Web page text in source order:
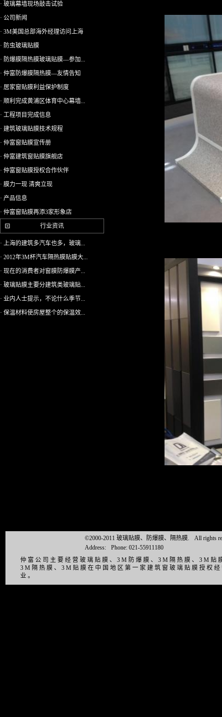
· 玻璃幕墙现场敲击试验
· 公司新闻
· 3M美国总部海外经理访问上海
· 防虫玻璃贴膜
· 防爆膜隔热膜玻璃贴膜—参加...
· 仲富防爆膜隔热膜—友情告知
· 居家窗贴膜利益保护制度
· 顺利完成黄浦区体育中心幕墙...
· 工程项目完成信息
· 建筑玻璃贴膜技术规程
· 仲富窗贴膜宣传册
· 仲富建筑窗贴膜旗舰店
· 仲富窗贴膜授权合作伙伴
· 膜力一现 清爽立现
· 产品信息
· 仲富窗贴膜再添3家形象店
行业资讯
· 上海的建筑多汽车也多，玻璃...
· 2012年3M杯汽车隔热膜贴膜大...
· 现在的消费者对窗膜防爆膜产...
· 玻璃贴膜主要分建筑类玻璃贴...
· 业内人士提示，不论什么季节...
· 保温材料使房屋整个的保温效...
©2000-2011 玻璃贴膜、防爆膜、隔热膜.
All rights
Address:
Phone: 021-55911180
仲富公司主要经营玻璃贴膜、3M防爆膜、3M隔热膜、3M
3M隔热膜、3M贴膜在中国地区第一家建筑窗玻璃贴膜授权
业。